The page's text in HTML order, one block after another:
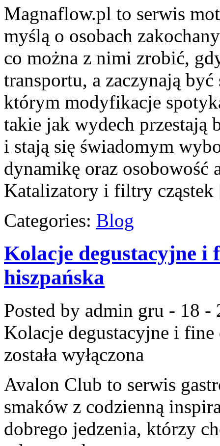
Magnaflow.pl to serwis
myślą o osobach
co można z nimi zrobić,
transportu, a zaczynają
którym modyfikacje
takie jak wydech przestają
i stają się świadomym
dynamikę oraz osobowość
Katalizatory i filtry
Categories: Blog
Kolacje degustacyjne
hiszpańska
Posted by admin gru - 18 -
Kolacje degustacyjne i
została wyłączona
Avalon Club to serwis
smaków z codzienną
dobrego jedzenia, którzy